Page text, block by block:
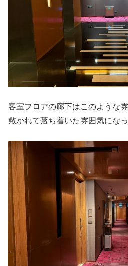
客室フロアの廊下はこのような
敷かれて落ち着いた雰囲気になっ